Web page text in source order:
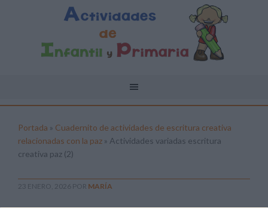
Portada » Cuadernito de actividades de escritura creativa
relacionadas con la paz » Actividades variadas escritura
creativa paz (2)
23 ENERO, 2026 POR MARÍA